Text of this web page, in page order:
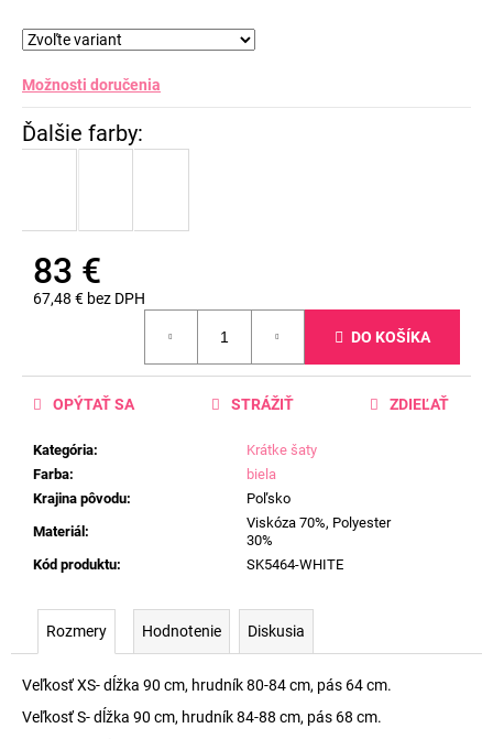
Možnosti doručenia
83 €
67,48 € bez DPH
DO KOŠÍKA
Kategória:
Krátke šaty
Farba:
biela
Krajina pôvodu:
Poľsko
Materiál :
Viskóza 70%, Polyester
30%
Kód produktu: SK5464-WHITE
OPÝTAŤ SA STRÁŽIŤ ZDIEĽAŤ
Rozmery Hodnotenie Diskusia
Veľkosť XS- dĺžka 90 cm, hrudník 80-84 cm, pás 64 cm.
Veľkosť S- dĺžka 90 cm, hrudník 84-88 cm, pás 68 cm.